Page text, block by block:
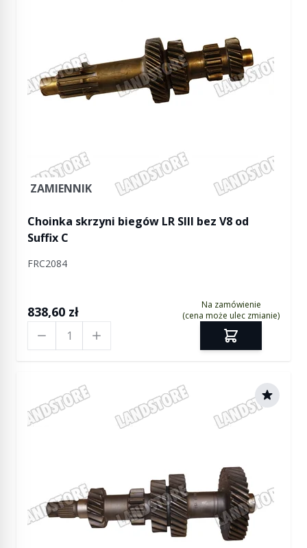
ZAMIENNIK
Choinka skrzyni biegów LR SIII bez V8 od
Suffix C
FRC2084
838,60 zł
Na zamówienie
(cena może ulec zmianie)